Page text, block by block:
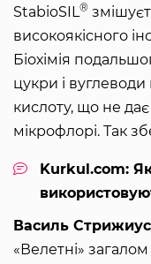
StabioSIL®
високоякісного
Біохімія
цукри і
кислоту, що не
мікрофлорі. Так
Kurkul.com:
Василь
«Велетні»